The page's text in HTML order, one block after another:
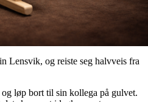
Lensvik, og reiste seg halvveis fra
løp bort til sin kollega på gulvet.